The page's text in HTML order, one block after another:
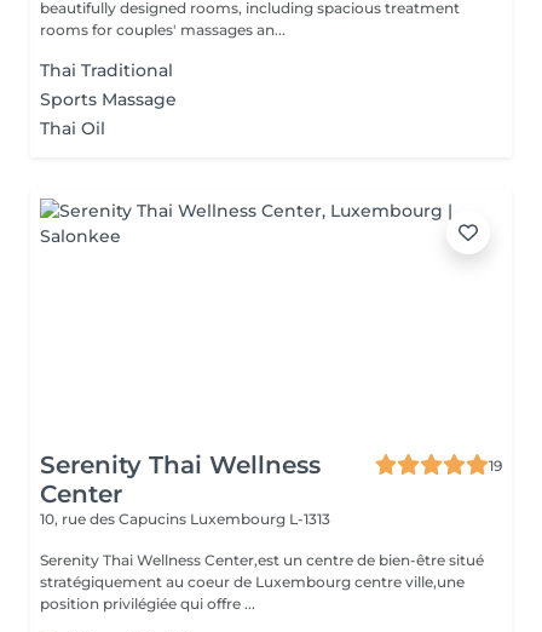
beautifully designed rooms, including spacious treatment
rooms for couples' massages an...
Thai Traditional
Sports Massage
Thai Oil
Serenity Thai Wellness
Center
19
10, rue des Capucins Luxembourg L-1313
Serenity Thai Wellness Center,est un centre de bien-être situé
stratégiquement au coeur de Luxembourg centre ville,une
position privilégiée qui offre ...